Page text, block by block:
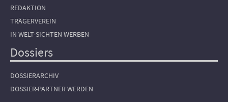
REDAKTION
TRÄGERVEREIN
IN WELT-SICHTEN WERBEN
Dossiers
DOSSIERARCHIV
DOSSIER-PARTNER WERDEN